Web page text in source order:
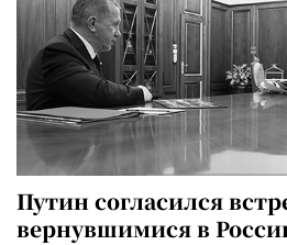
Путин согласился
вернувшимися в